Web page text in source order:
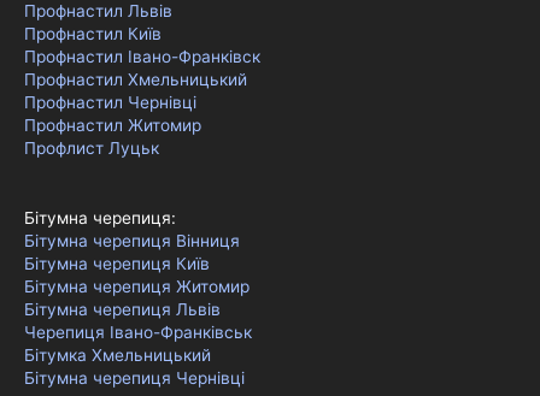
Профнастил Львів
Профнастил Київ
Профнастил Івано-Франківск
Профнастил Хмельницький
Профнастил Чернівці
Профнастил Житомир
Профлист Луцьк
Бітумна черепиця:
Бітумна черепиця Вінниця
Бітумна черепиця Київ
Бітумна черепиця Житомир
Бітумна черепиця Львів
Черепиця Івано-Франківськ
Бітумка Хмельницький
Бітумна черепиця Чернівці